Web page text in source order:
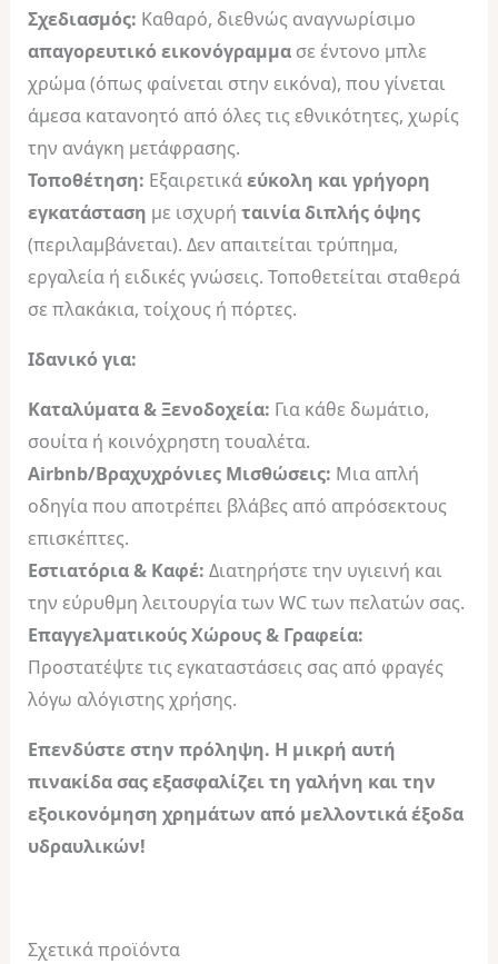
Σχεδιασμός: Καθαρό, διεθνώς αναγνωρίσιμο
απαγορευτικό εικονόγραμμασε έντονο μπλε
χρώμα (όπως φαίνεται στην εικόνα), που γίνεται
άμεσα κατανοητό από όλες τις εθνικότητες, χωρίς
την ανάγκη μετάφρασης.
Τοποθέτηση: Εξαιρετικάεύκολη και γρήγορη
εγκατάσταση με ισχυρή ταινία διπλής όψης
(περιλαμβάνεται). Δεν απαιτείται τρύπημα,
εργαλεία ή ειδικές γνώσεις. Τοποθετείται σταθερά
σε πλακάκια, τοίχους ή πόρτες.
Ιδανικό για:
Καταλύματα & Ξενοδοχεία: Για κάθε δωμάτιο,
σουίτα ή κοινόχρηστη τουαλέτα.
Airbnb/Βραχυχρόνιες Μισθώσεις: Μια απλή
οδηγία που αποτρέπει βλάβες από απρόσεκτους
επισκέπτες.
Εστιατόρια & Καφέ: Διατηρήστε την υγιεινή και
την εύρυθμη λειτουργία των WC των πελατών σας.
Επαγγελματικούς Χώρους & Γραφεία:
Προστατέψτε τις εγκαταστάσεις σας από φραγές
λόγω αλόγιστης χρήσης.
Επενδύστε στην πρόληψη. Η μικρή αυτή
πινακίδα σας εξασφαλίζει τη γαλήνη και την
εξοικονόμηση χρημάτων από μελλοντικά έξοδα
υδραυλικών!
Σχετικά προϊόντα